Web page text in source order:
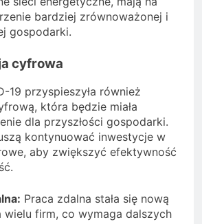
bardziej zrównoważonej i
gospodarki.
cyfrowa
19 przyspieszyła również
która będzie miała
dla przyszłości gospodarki.
kontynuować inwestycje w
aby zwiększyć efektywność
Praca zdalna stała się nową
wielu firm, co wymaga dalszych